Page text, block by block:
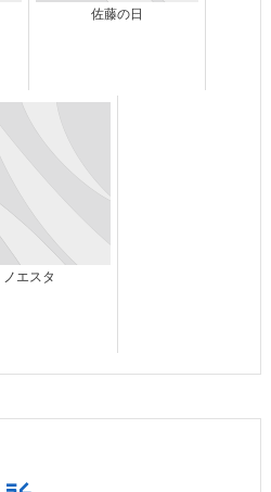
佐藤の日
ノエスタ